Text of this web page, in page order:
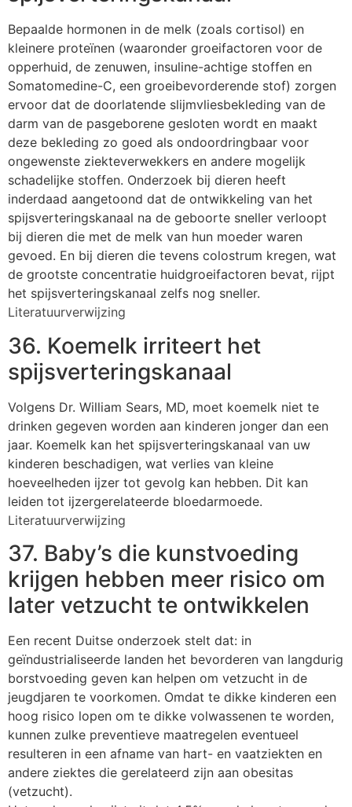
Bepaalde hormonen in de melk (zoals cortisol) en
kleinere proteïnen (waaronder groeifactoren voor de
opperhuid, de zenuwen, insuline-achtige stoffen en
Somatomedine-C, een groeibevorderende stof) zorgen
ervoor dat de doorlatende slijmvliesbekleding van de
darm van de pasgeborene gesloten wordt en maakt
deze bekleding zo goed als ondoordringbaar voor
ongewenste ziekteverwekkers en andere mogelijk
schadelijke stoffen. Onderzoek bij dieren heeft
inderdaad aangetoond dat de ontwikkeling van het
spijsverteringskanaal na de geboorte sneller verloopt
bij dieren die met de melk van hun moeder waren
gevoed. En bij dieren die tevens colostrum kregen, wat
de grootste concentratie huidgroeifactoren bevat, rijpt
het spijsverteringskanaal zelfs nog sneller.
Literatuurverwijzing
36. Koemelk irriteert het
spijsverteringskanaal
Volgens Dr. William Sears, MD, moet koemelk niet te
drinken gegeven worden aan kinderen jonger dan een
jaar. Koemelk kan het spijsverteringskanaal van uw
kinderen beschadigen, wat verlies van kleine
hoeveelheden ijzer tot gevolg kan hebben. Dit kan
leiden tot ijzergerelateerde bloedarmoede.
Literatuurverwijzing
37. Baby’s die kunstvoeding
krijgen hebben meer risico om
later vetzucht te ontwikkelen
Een recent Duitse onderzoek stelt dat: in
geïndustrialiseerde landen het bevorderen van langdurig
borstvoeding geven kan helpen om vetzucht in de
jeugdjaren te voorkomen. Omdat te dikke kinderen een
hoog risico lopen om te dikke volwassenen te worden,
kunnen zulke preventieve maatregelen eventueel
resulteren in een afname van hart- en vaatziekten en
andere ziektes die gerelateerd zijn aan obesitas
(vetzucht).